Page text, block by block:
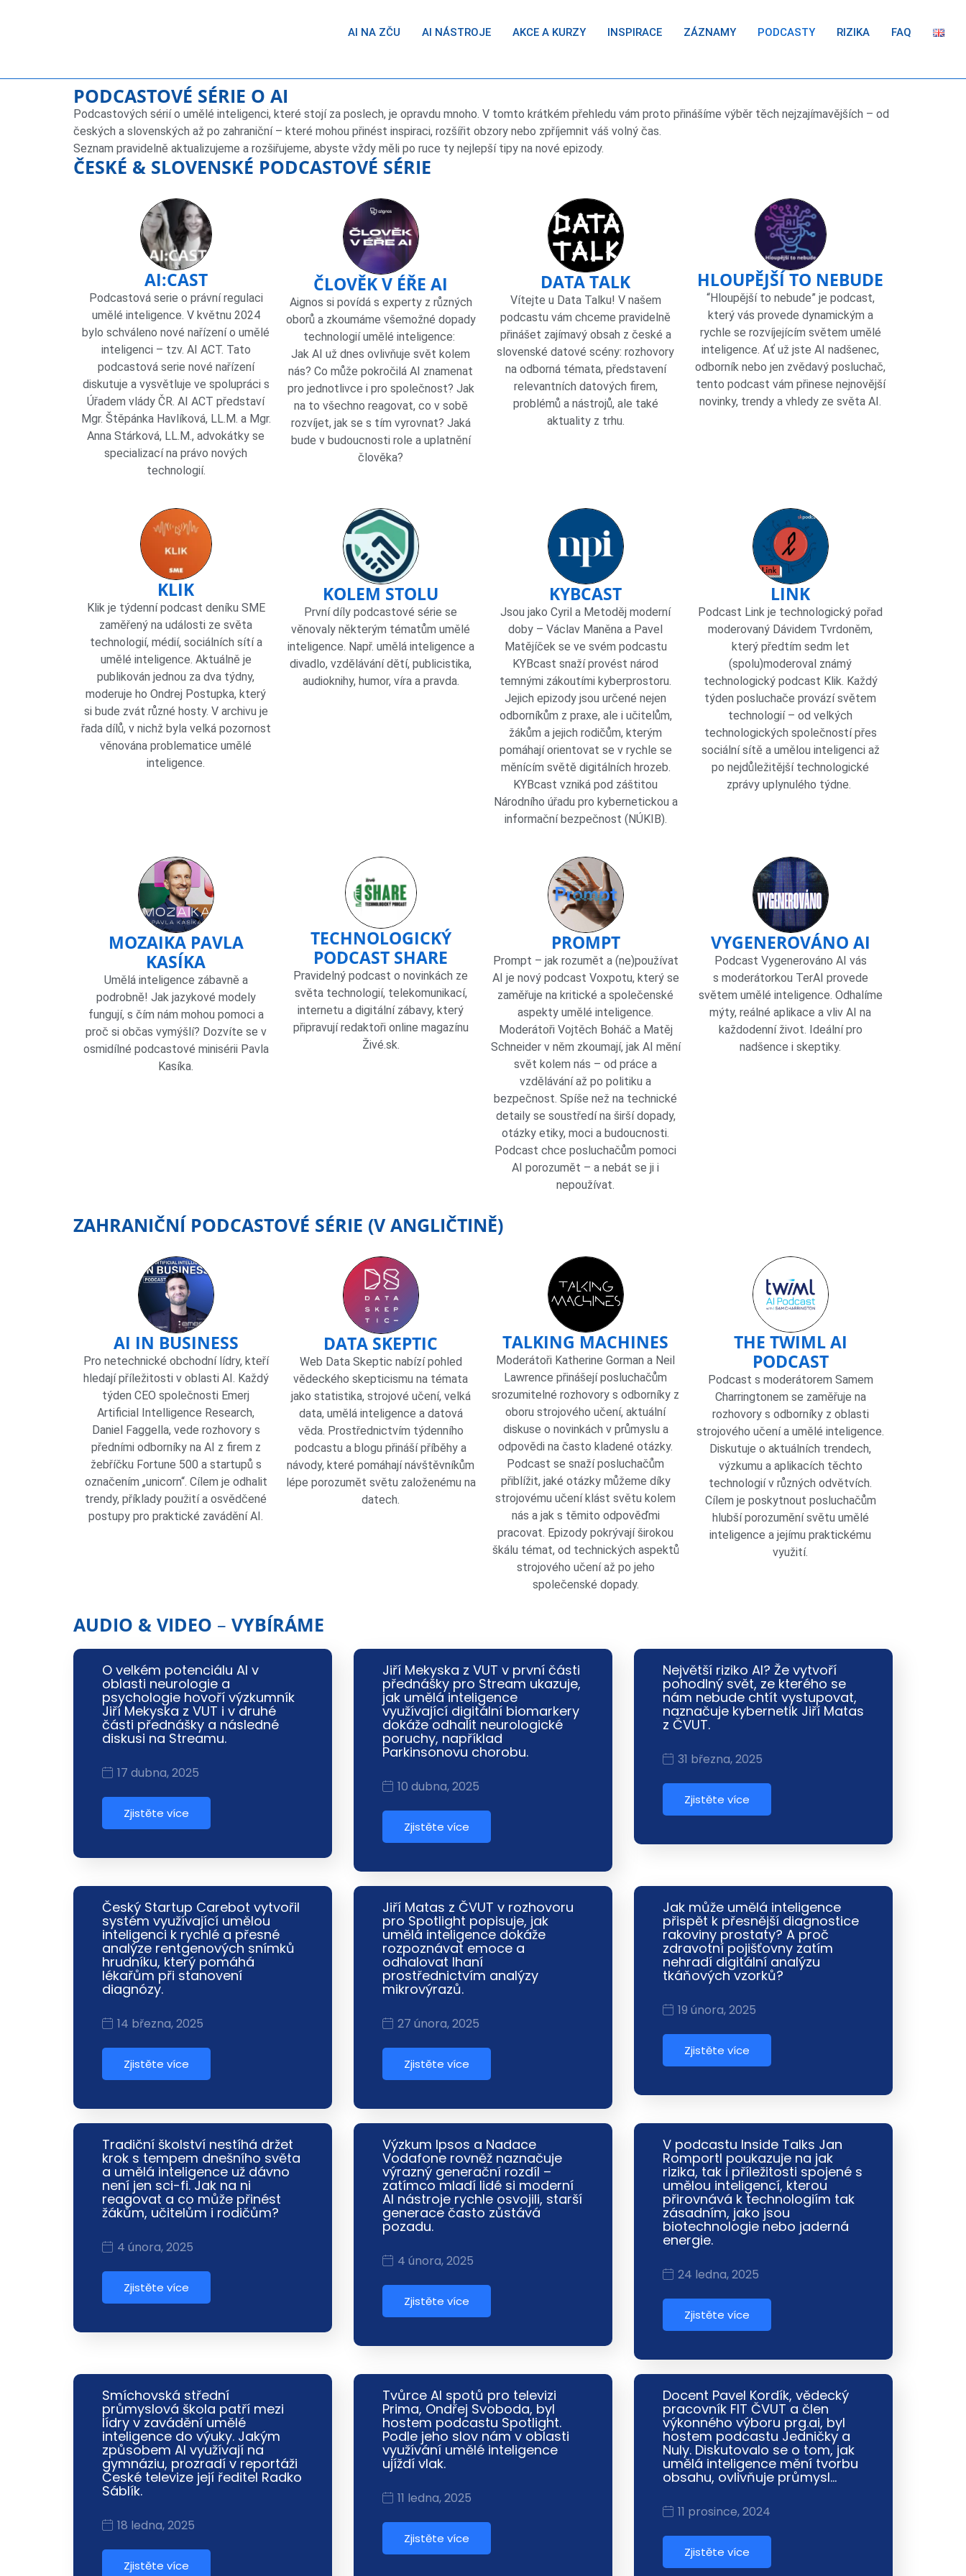
AI NA ZČU AI NÁSTROJE AKCE A KURZY INSPIRACE ZÁZNAMY PODCASTY RIZIKA FAQ
PODCASTOVÉ SÉRIE O AI
Podcastových sérií o umělé inteligenci, které stojí za poslech, je opravdu mnoho. V tomto krátkém přehledu vám proto přinášíme výběr těch nejzajímavějších – od
českých a slovenských až po zahraniční – které mohou přinést inspiraci, rozšířit obzory nebo zpříjemnit váš volný čas.
Seznam pravidelně aktualizujeme a rozšiřujeme, abyste vždy měli po ruce ty nejlepší tipy na nové epizody.
ČESKÉ & SLOVENSKÉ PODCASTOVÉ SÉRIE
AI:CAST
Podcastová serie o právní regulaci
umělé inteligence. V květnu 2024
bylo schváleno nové nařízení o umělé
inteligenci – tzv. AI ACT. Tato
podcastová serie nové nařízení
diskutuje a vysvětluje ve spolupráci s
Úřadem vlády ČR. AI ACT představí
Mgr. Štěpánka Havlíková, LL.M. a Mgr.
Anna Stárková, LL.M., advokátky se
specializací na právo nových
technologií.
ČLOVĚK V ÉŘE AI
Aignos si povídá s experty z různých
oborů a zkoumáme všemožné dopady
technologií umělé inteligence:
Jak AI už dnes ovlivňuje svět kolem
nás? Co může pokročilá AI znamenat
pro jednotlivce i pro společnost? Jak
na to všechno reagovat, co v sobě
rozvíjet, jak se s tím vyrovnat? Jaká
bude v budoucnosti role a uplatnění
člověka?
DATA TALK
Vítejte u Data Talku! V našem
podcastu vám chceme pravidelně
přinášet zajímavý obsah z české a
slovenské datové scény: rozhovory
na odborná témata, představení
relevantních datových firem,
problémů a nástrojů, ale také
aktuality z trhu.
HLOUPĚJŠÍ TO NEBUDE
“Hloupější to nebude” je podcast,
který vás provede dynamickým a
rychle se rozvíjejícím světem umělé
inteligence. Ať už jste AI nadšenec,
odborník nebo jen zvědavý posluchač,
tento podcast vám přinese nejnovější
novinky, trendy a vhledy ze světa AI.
KLIK
Klik je týdenní podcast deníku SME
zaměřený na události ze světa
technologií, médií, sociálních sítí a
umělé inteligence. Aktuálně je
publikován jednou za dva týdny,
moderuje ho Ondrej Postupka, který
si bude zvát různé hosty. V archivu je
řada dílů, v nichž byla velká pozornost
věnována problematice umělé
inteligence.
KOLEM STOLU
První díly podcastové série se
věnovaly některým tématům umělé
inteligence. Např. umělá inteligence a
divadlo, vzdělávání dětí, publicistika,
audioknihy, humor, víra a pravda.
KYBCAST
Jsou jako Cyril a Metoděj moderní
doby – Václav Maněna a Pavel
Matějíček se ve svém podcastu
KYBcast snaží provést národ
temnými zákoutími kyberprostoru.
Jejich epizody jsou určené nejen
odborníkům z praxe, ale i učitelům,
žákům a jejich rodičům, kterým
pomáhají orientovat se v rychle se
měnícím světě digitálních hrozeb.
KYBcast vzniká pod záštitou
Národního úřadu pro kybernetickou a
informační bezpečnost (NÚKIB).
LINK
Podcast Link je technologický pořad
moderovaný Dávidem Tvrdoněm,
který předtím sedm let
(spolu)moderoval známý
technologický podcast Klik. Každý
týden posluchače provází světem
technologií – od velkých
technologických společností přes
sociální sítě a umělou inteligenci až
po nejdůležitější technologické
zprávy uplynulého týdne. ​
MOZAIKA PAVLA
KASÍKA
Umělá inteligence zábavně a
podrobně! Jak jazykové modely
fungují, s čím nám mohou pomoci a
proč si občas vymýšlí? Dozvíte se v
osmidílné podcastové minisérii Pavla
Kasíka.
TECHNOLOGICKÝ
PODCAST SHARE
Pravidelný podcast o novinkách ze
světa technologií, telekomunikací,
internetu a digitální zábavy, který
připravují redaktoři online magazínu
Živé.sk.
PROMPT
Prompt – jak rozumět a (ne)používat
AI je nový podcast Voxpotu, který se
zaměřuje na kritické a společenské
aspekty umělé inteligence.
Moderátoři Vojtěch Boháč a Matěj
Schneider v něm zkoumají, jak AI mění
svět kolem nás – od práce a
vzdělávání až po politiku a
bezpečnost. Spíše než na technické
detaily se soustředí na širší dopady,
otázky etiky, moci a budoucnosti.
Podcast chce posluchačům pomoci
AI porozumět – a nebát se ji i
nepoužívat.
VYGENEROVÁNO AI
Podcast Vygenerováno AI vás
s moderátorkou TerAI provede
světem umělé inteligence. Odhalíme
mýty, reálné aplikace a vliv AI na
každodenní život. Ideální pro
nadšence i skeptiky.
ZAHRANIČNÍ PODCASTOVÉ SÉRIE (V ANGLIČTINĚ)
AI IN BUSINESS
Pro netechnické obchodní lídry, kteří
hledají příležitosti v oblasti AI. Každý
týden CEO společnosti Emerj
Artificial Intelligence Research,
Daniel Faggella, vede rozhovory s
předními odborníky na AI z firem z
žebříčku Fortune 500 a startupů s
označením „unicorn“. Cílem je odhalit
trendy, příklady použití a osvědčené
postupy pro praktické zavádění AI.
DATA SKEPTIC
Web Data Skeptic nabízí pohled
vědeckého skepticismu na témata
jako statistika, strojové učení, velká
data, umělá inteligence a datová
věda. Prostřednictvím týdenního
podcastu a blogu přináší příběhy a
návody, které pomáhají návštěvníkům
lépe porozumět světu založenému na
datech.
TALKING MACHINES
Moderátoři Katherine Gorman a Neil
Lawrence přinášejí posluchačům
srozumitelné rozhovory s odborníky z
oboru strojového učení, aktuální
diskuse o novinkách v průmyslu a
odpovědi na často kladené otázky.
Podcast se snaží posluchačům
přiblížit, jaké otázky můžeme díky
strojovému učení klást světu kolem
nás a jak s těmito odpověďmi
pracovat. ​Epizody pokrývají širokou
škálu témat, od technických aspektů
strojového učení až po jeho
společenské dopady.
THE TWIML AI
PODCAST
Podcast s moderátorem Samem
Charringtonem se zaměřuje na
rozhovory s odborníky z oblasti
strojového učení a umělé inteligence.
Diskutuje o aktuálních trendech,
výzkumu a aplikacích těchto
technologií v různých odvětvích.
Cílem je poskytnout posluchačům
hlubší porozumění světu umělé
inteligence a jejímu praktickému
využití.
AUDIO & VIDEO – VYBÍRÁME
O velkém potenciálu AI v
oblasti neurologie a
psychologie hovoří výzkumník
Jiří Mekyska z VUT i v druhé
části přednášky a následné
diskusi na Streamu.
17 dubna, 2025
Zjistěte více
Jiří Mekyska z VUT v první části
přednášky pro Stream ukazuje,
jak umělá inteligence
využívající digitální biomarkery
dokáže odhalit neurologické
poruchy, například
Parkinsonovu chorobu.
10 dubna, 2025
Zjistěte více
Největší riziko AI? Že vytvoří
pohodlný svět, ze kterého se
nám nebude chtít vystupovat,
naznačuje kybernetik Jiří Matas
z ČVUT.
31 března, 2025
Zjistěte více
Český Startup Carebot vytvořil
systém využívající umělou
inteligenci k rychlé a přesné
analýze rentgenových snímků
hrudníku, který pomáhá
lékařům při stanovení
diagnózy.
14 března, 2025
Zjistěte více
Jiří Matas z ČVUT v rozhovoru
pro Spotlight popisuje, jak
umělá inteligence dokáže
rozpoznávat emoce a
odhalovat lhaní
prostřednictvím analýzy
mikrovýrazů.
27 února, 2025
Zjistěte více
Jak může umělá inteligence
přispět k přesnější diagnostice
rakoviny prostaty? A proč
zdravotní pojišťovny zatím
nehradí digitální analýzu
tkáňových vzorků?
19 února, 2025
Zjistěte více
Tradiční školství nestíhá držet
krok s tempem dnešního světa
a umělá inteligence už dávno
není jen sci-fi. Jak na ni
reagovat a co může přinést
žákům, učitelům i rodičům?
4 února, 2025
Zjistěte více
Výzkum Ipsos a Nadace
Vodafone rovněž naznačuje
výrazný generační rozdíl –
zatímco mladí lidé si moderní
AI nástroje rychle osvojili, starší
generace často zůstává
pozadu.
4 února, 2025
Zjistěte více
V podcastu Inside Talks Jan
Romportl poukazuje na jak
rizika, tak i příležitosti spojené s
umělou inteligencí, kterou
přirovnává k technologiím tak
zásadním, jako jsou
biotechnologie nebo jaderná
energie.
24 ledna, 2025
Zjistěte více
Smíchovská střední
průmyslová škola patří mezi
lídry v zavádění umělé
inteligence do výuky. Jakým
způsobem AI využívají na
gymnáziu, prozradí v reportáži
České televize její ředitel Radko
Sáblík.
18 ledna, 2025
Zjistěte více
Tvůrce AI spotů pro televizi
Prima, Ondřej Svoboda, byl
hostem podcastu Spotlight.
Podle jeho slov nám v oblasti
využívání umělé inteligence
ujíždí vlak.
11 ledna, 2025
Zjistěte více
Docent Pavel Kordík, vědecký
pracovník FIT ČVUT a člen
výkonného výboru prg.ai, byl
hostem podcastu Jedničky a
Nuly. Diskutovalo se o tom, jak
umělá inteligence mění tvorbu
obsahu, ovlivňuje průmysl…
11 prosince, 2024
Zjistěte více